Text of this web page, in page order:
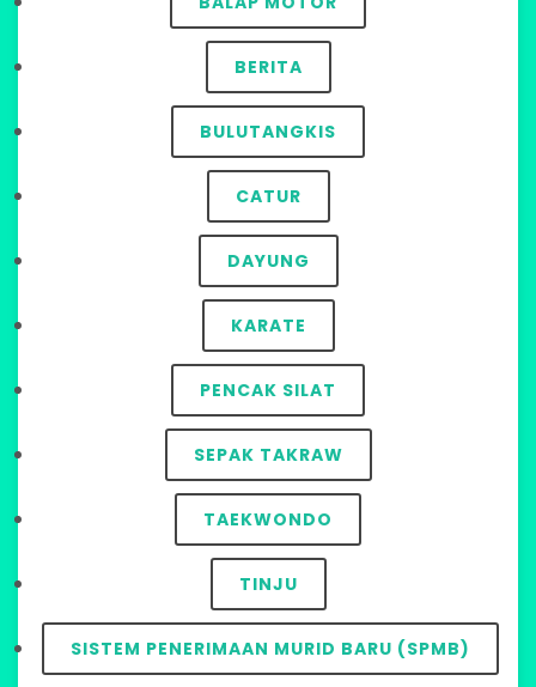
BERITA
BULUTANGKIS
CATUR
DAYUNG
KARATE
PENCAK SILAT
SEPAK TAKRAW
TAEKWONDO
TINJU
SISTEM PENERIMAAN MURID BARU (SPMB)